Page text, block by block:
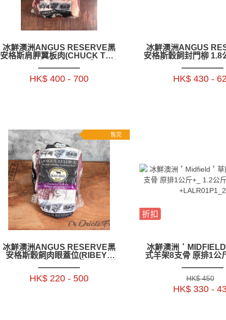
冰鮮澳洲ANGUS RESERVE黑
安格斯肩胛翼板肉(CHUCK TAIL
HK$ 400 - 700
冰鮮澳洲ANGUS
安格斯穀飼封門柳 1.8
HK$ 430 -
售完
冰鮮澳洲ANGUS RESERVE黑
安格斯穀飼肉眼蓋位(RIBEYE
BAAR12P
HK$ 220 - 500
折扣
冰鮮澳洲＇
式羊架8支骨 原排1公
HK$ 450
HK$ 330 -